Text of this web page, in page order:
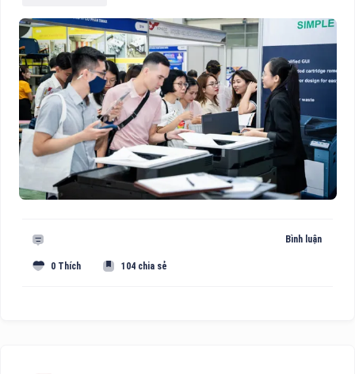
Bình luận
0 Thích 104 chia sẻ